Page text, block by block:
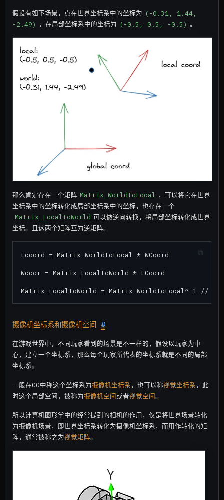
假设有如下场景，点在世界坐标系中的坐标为 (-0.31, 1.44,
-2.49)
，在局部坐标系中的坐标为 (-0.5, 0.5, -0.5) 。
那么肯定存在一个矩阵 Matrix_WorldToLocal
，可以将它在世界
坐标系中的坐标转化成局部坐标系中的坐标，也存在一个
Matrix_LocalToWorld 可以做逆向转换，将局部坐标转化成世界
坐标。且这两个矩阵互为逆矩阵。
Lcoord = Matrix_WorldToLocal * WCoord
Wccor = Matrix_LocalToWorld * LCoord
摄像机坐标系和摄像机空间 #
在游戏世界中，不同玩家看到的场景是不一样的，假设以玩家为中
心，建立一个坐标系，那么每个玩家所代表的坐标系就是不同的局部
坐标系。
一般在CG中称这个坐标系为摄像机坐标系，也可以称视觉坐标系，此
时这个局部空间，被称为摄像机空间或者视觉空间。
所以计算机图形学中的经常提到的相机的作用，仅是将世界场景转化
为摄像机场景，即世界坐标系转化为摄像机坐标系，而用作转化的矩
阵，通常被称之为视觉矩阵。